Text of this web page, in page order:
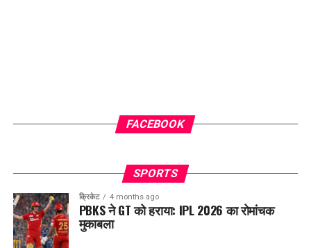
FACEBOOK
SPORTS
क्रिकेट 4 months ago
PBKS ने GT को हराया: IPL 2026 का रोमांचक
मुकाबला